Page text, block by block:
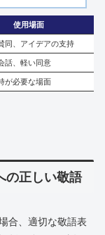
使用場面
同、アイデアの支持
話、軽い同意
が必要な場面
の正しい敬語
合、適切な敬語表